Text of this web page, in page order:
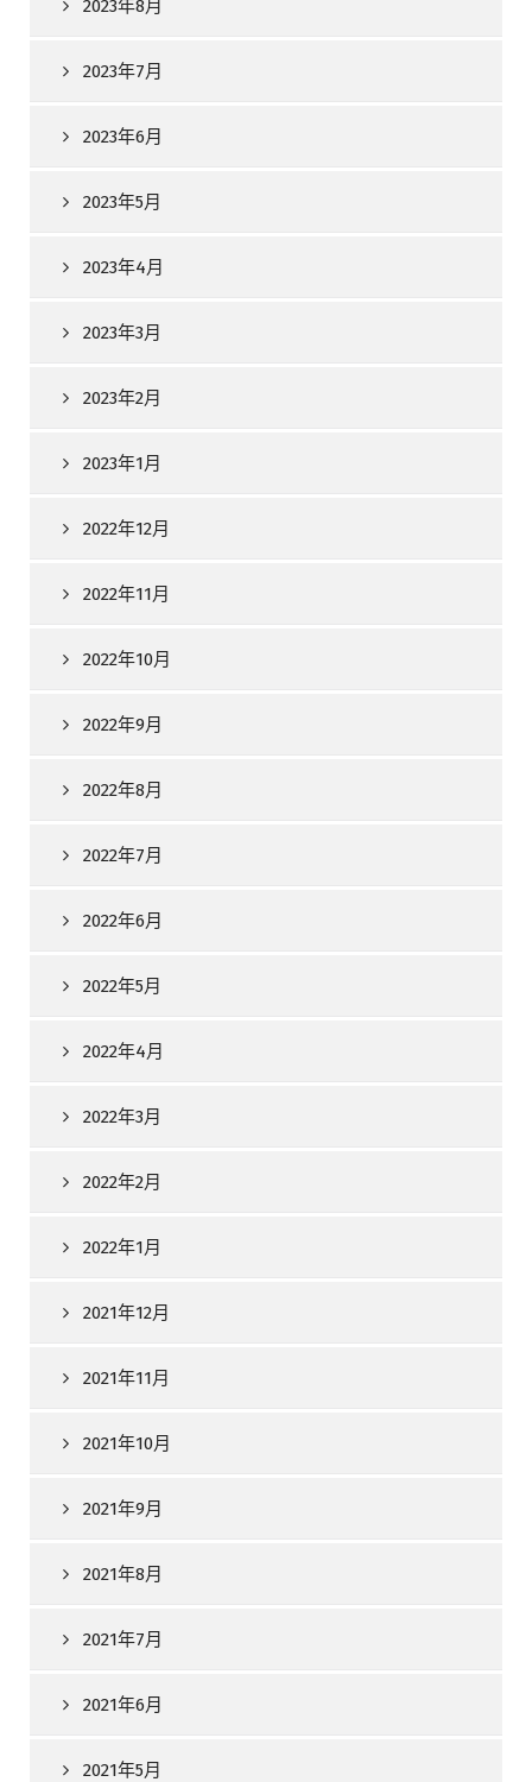
2023年8月
2023年7月
2023年6月
2023年5月
2023年4月
2023年3月
2023年2月
2023年1月
2022年12月
2022年11月
2022年10月
2022年9月
2022年8月
2022年7月
2022年6月
2022年5月
2022年4月
2022年3月
2022年2月
2022年1月
2021年12月
2021年11月
2021年10月
2021年9月
2021年8月
2021年7月
2021年6月
2021年5月